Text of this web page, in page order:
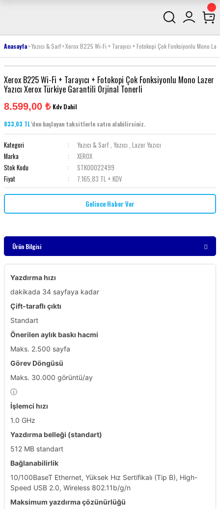
Anasayfa Yazıcı & Sarf Xerox B225 Wi-Fi + Tarayıcı + Fotokopi Çok Fonksiyonlu Mono
Xerox B225 Wi-Fi + Tarayıcı + Fotokopi Çok Fonksiyonlu Mono Lazer
Yazıcı Xerox Türkiye Garantili Orjinal Tonerli
8.599,00 ₺ Kdv Dahil
833,03 TL'den başlayan taksitlerle satın alabilirsiniz.
Kategori Yazıcı & Sarf , Yazıcı , Lazer Yazıcı
Marka
XEROX
Stok Kodu
STK00022499
Fiyat
7.165,83 TL + KDV
Gelince Haber Ver
Ürün Bilgisi
Yazdırma hızı
dakikada 34 sayfaya kadar
Çift-taraflı çıktı
Standart
Önerilen aylık baskı hacmi
Maks. 2.500 sayfa
Görev Döngüsü
Maks. 30.000 görüntü/ay
ⓘ
İşlemci hızı
1.0 GHz
Yazdırma belleği (standart)
512 MB standart
Bağlanabilirlik
10/100BaseT Ethernet, Yüksek Hız Sertifikalı (Tip B), High-
Speed USB 2.0, Wireless 802.11b/g/n
Maksimum yazdırma çözünürlüğü